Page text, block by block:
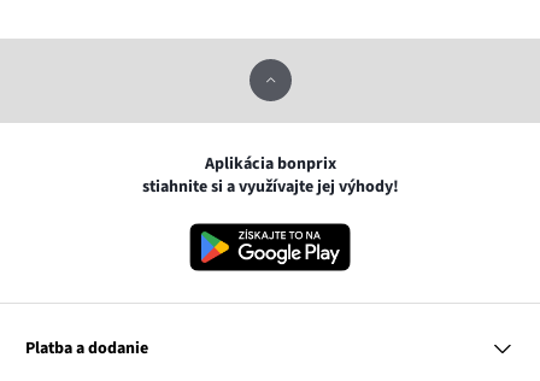
Aplikácia bonprix
stiahnite si a využívajte jej výhody!
Platba a dodanie